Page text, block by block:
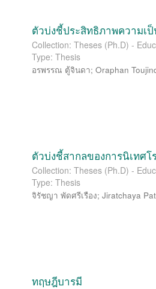
ตัวบ่งชี้ประสิทธิภาพความเ
Collection: Theses (Ph.D) -
Type: Thesis
อรพรรณ ตู้จินดา;Oraphan
ตัวบ่งชี้สากลของการนิเทศโ
Collection: Theses (Ph.D) -
Type: Thesis
จิรัชญา พัดศรีเรือง;Jiratchaya
ทฤษฎีบารมี